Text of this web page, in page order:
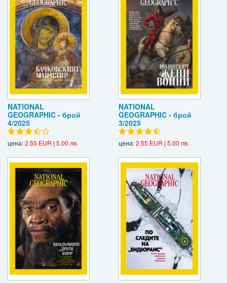
NATIONAL
GEOGRAPHIC - брой
4/2025
цена:2.55 EUR | 5.00 лв.
NATIONAL
GEOGRAPHIC - брой
3/2025
цена:2.55 EUR | 5.00 лв.